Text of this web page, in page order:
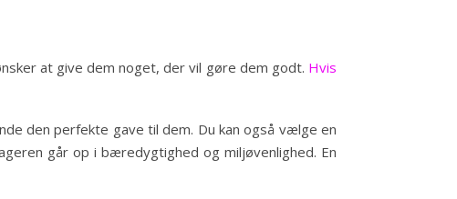
at give dem noget, der vil gøre dem godt. Hvis
den perfekte gave til dem. Du kan også vælge en
går op i bæredygtighed og miljøvenlighed. En